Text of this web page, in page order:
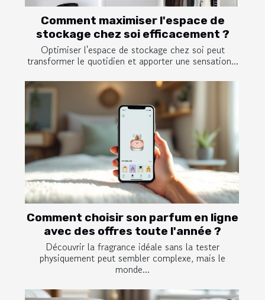
Comment maximiser l'espace de
stockage chez soi efficacement ?
Optimiser l'espace de stockage chez soi peut
transformer le quotidien et apporter une sensation...
Comment choisir son parfum en ligne
avec des offres toute l'année ?
Découvrir la fragrance idéale sans la tester
physiquement peut sembler complexe, mais le
monde...